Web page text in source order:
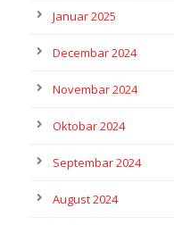
Januar 2025
Decembar 2024
Novembar 2024
Oktobar 2024
Septembar 2024
August 2024